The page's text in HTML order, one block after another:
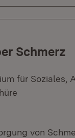
Schmerz
für Soziales,
von